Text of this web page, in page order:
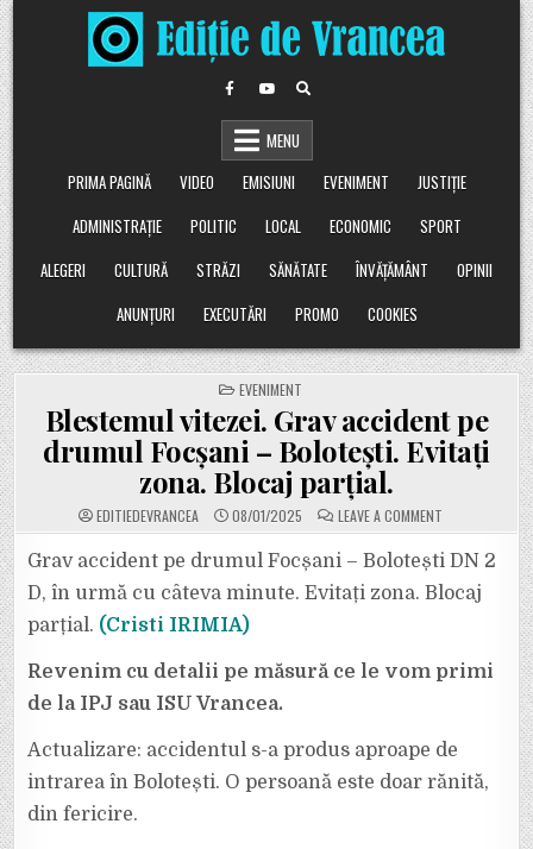
Skip
to
content
MENU
PRIMA PAGINĂ
VIDEO EMISIUNI EVENIMENT
JUSTIȚIE
ADMINISTRAȚIE
POLITIC LOCAL ECONOMIC
SPORT
ALEGERI
CULTURĂ STRĂZI SĂNĂTATE ÎNVĂȚĂMÂNT
OPINII
ANUNȚURI
EXECUTĂRI PROMO COOKIES
POSTED
IN
EVENIMENT
Blestemul vitezei. Grav accident pe
drumul Focșani – Bolotești. Evitați
zona. Blocaj parțial.
EDITIEDEVRANCEA 08/01/2025 LEAVE A COMMENT
BLESTEMUL
GRAV
ACCIDENT
PE
DRUMUL
ZONA.
BLOCAJ
Grav accident pe drumul Focșani – Bolotești DN 2
D, în urmă cu câteva minute. Evitați zona. Blocaj
parțial. (Cristi IRIMIA)
Revenim cu detalii pe măsură ce le vom primi
de la IPJ sau ISU Vrancea.
Actualizare: accidentul s-a produs aproape de
intrarea în Bolotești. O persoană este doar rănită,
din fericire.